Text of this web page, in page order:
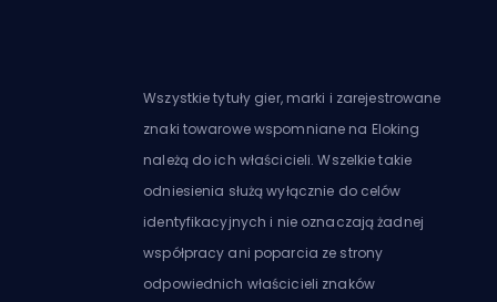
Wszystkie tytuły gier, marki i zarejestrowane
znaki towarowe wspomniane na Eloking
należą do ich właścicieli. Wszelkie takie
odniesienia służą wyłącznie do celów
identyfikacyjnych i nie oznaczają żadnej
współpracy ani poparcia ze strony
odpowiednich właścicieli znaków